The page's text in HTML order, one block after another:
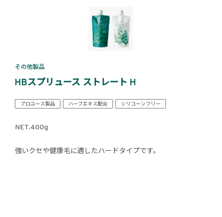
その他製品
HBスプリュース ストレート H
プロユース製品 ハーブエキス配合 シリコーンフリー
NET.400g
強いクセや健康毛に適したハードタイプです。